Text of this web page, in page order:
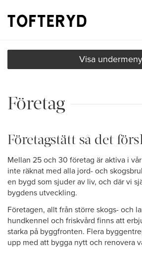
Visa undermeny
Företag
Företagstätt så det
Mellan 25 och 30 företag är aktiva i
inte räknat med alla jord- och
en bygd som sjuder av liv, och där vi
bygdens utveckling.
Företagen, allt från större skogs- och
hundkennel och friskvård finns att
starka på byggfronten. Flera
upp med att bygga nytt och renovera